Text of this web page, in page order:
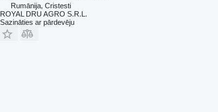
Rumānija, Cristesti
ROYAL DRU AGRO S.R.L.
Sazināties ar pārdevēju